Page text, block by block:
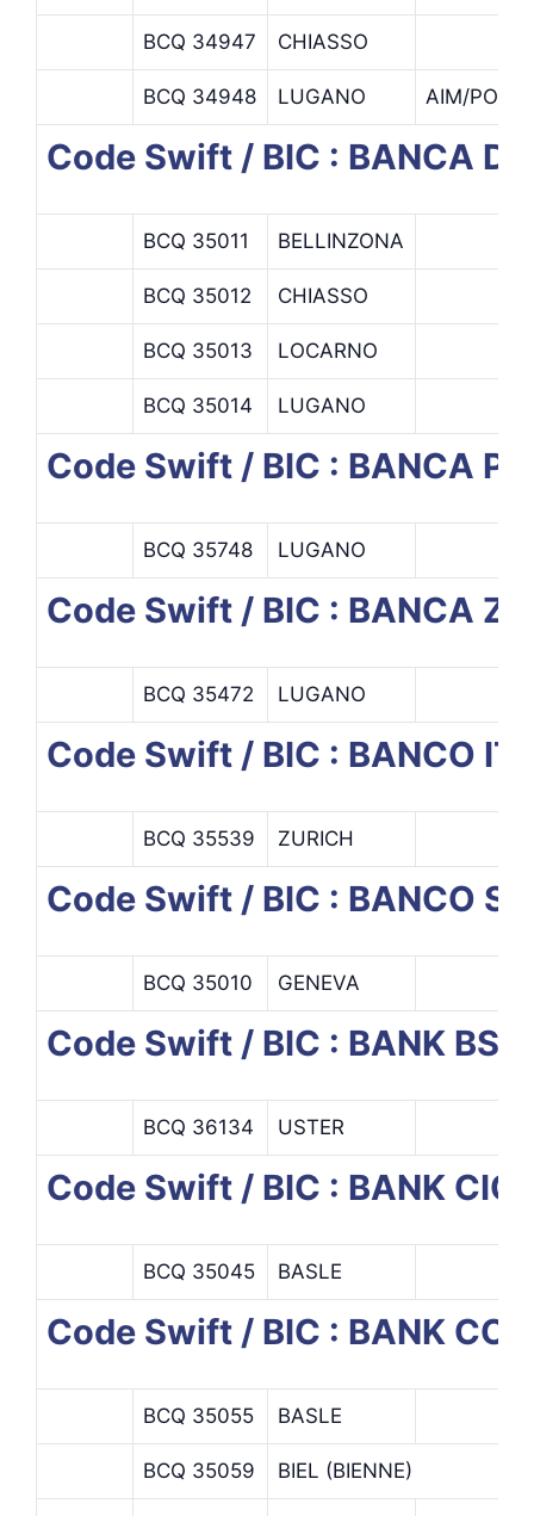
BCQ 34947 CHIASSO
BCQ 34948 LUGANO AIM/POMS
Code Swift / BIC : BANCA
BCQ 35011 BELLINZONA
BCQ 35012 CHIASSO
BCQ 35013 LOCARNO
BCQ 35014 LUGANO
Code Swift / BIC : BANCA
BCQ 35748 LUGANO
Code Swift / BIC : BANCA
BCQ 35472 LUGANO
Code Swift / BIC : BANCO
BCQ 35539 ZURICH
Code Swift / BIC : BANCO
BCQ 35010 GENEVA
Code Swift / BIC : BANK BSU
BCQ 36134 USTER
Code Swift / BIC : BANK CIC
BCQ 35045 BASLE
Code Swift / BIC : BANK
BCQ 35055 BASLE
BCQ 35059 BIEL (BIENNE)